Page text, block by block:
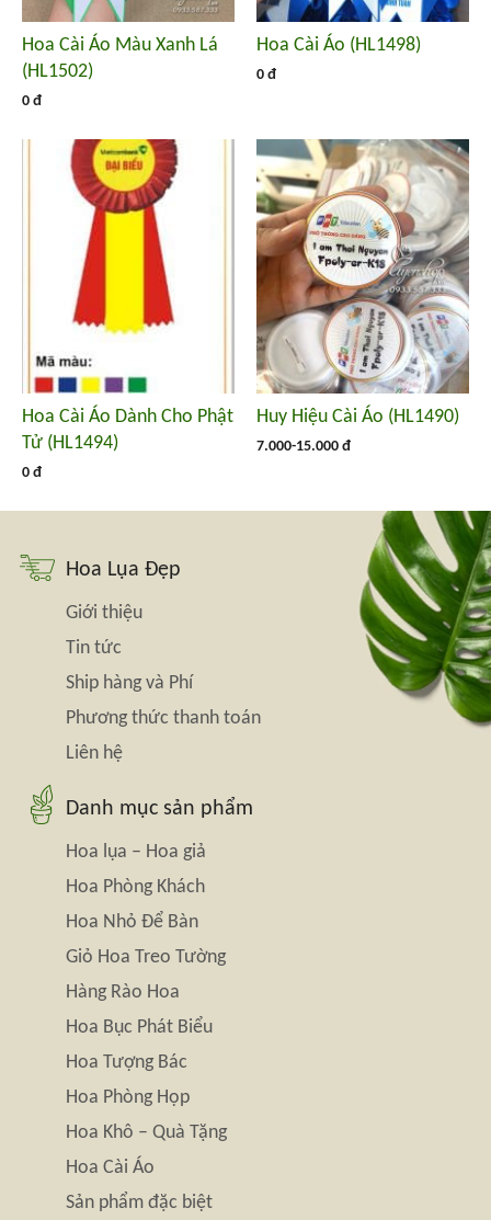
Hoa Cài Áo Màu Xanh Lá
(HL1502)
0 đ
Hoa Cài Áo (HL1498)
0 đ
Hoa Cài Áo Dành Cho Phật
Tử (HL1494)
0 đ
Huy Hiệu Cài Áo (HL1490)
7.000-15.000 đ
Hoa Lụa Đẹp
Giới thiệu
Tin tức
Ship hàng và Phí
Phương thức thanh toán
Liên hệ
Danh mục sản phẩm
Hoa lụa – Hoa giả
Hoa Phòng Khách
Hoa Nhỏ Để Bàn
Giỏ Hoa Treo Tường
Hàng Rào Hoa
Hoa Bục Phát Biểu
Hoa Tượng Bác
Hoa Phòng Họp
Hoa Khô – Quà Tặng
Hoa Cài Áo
Sản phẩm đặc biệt